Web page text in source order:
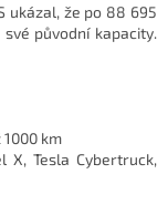
ukázal, že po 88 695
původní kapacity.
1000 km
X, Tesla Cybertruck,